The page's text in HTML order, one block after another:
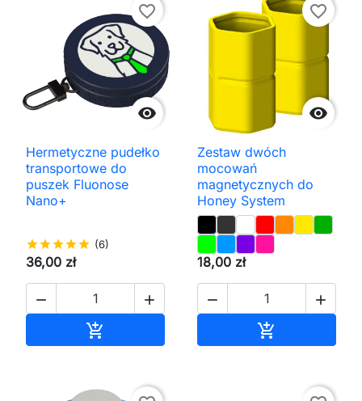

favorite_border
Hermetyczne pudełko
transportowe do
puszek Fluonose
Nano+
starstarstarstarstar (6)
36,00 zł
 


favorite_border
Zestaw dwóch
mocowań
magnetycznych do
Honey System
18,00 zł
 
